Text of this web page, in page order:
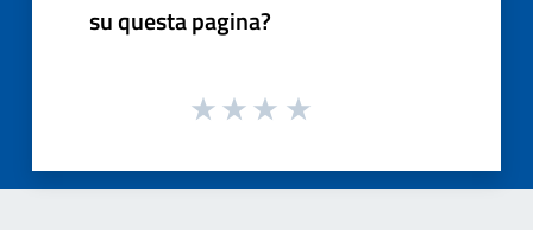
su questa pagina?